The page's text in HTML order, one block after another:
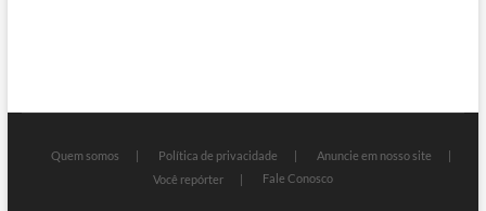
Quem somos Política de privacidade
Anuncie em nosso site
Você repórter
Fale Conosco